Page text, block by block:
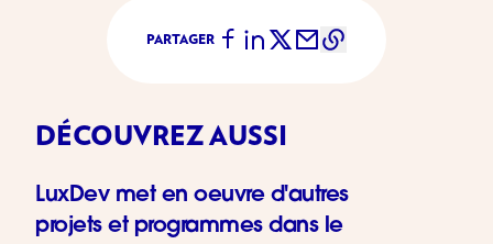
PARTAGER
DÉCOUVREZ AUSSI
LuxDev met en oeuvre d'autres
projets et programmes dans le